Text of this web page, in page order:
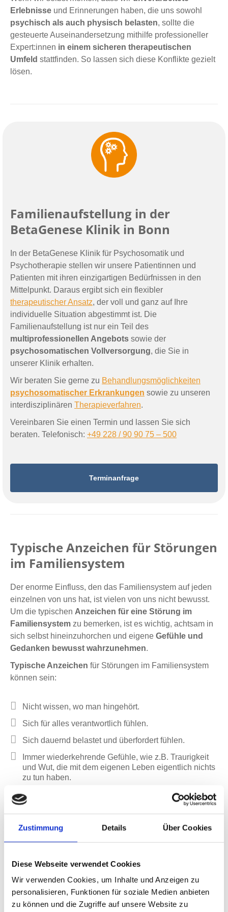
Zustimmung Details Über Cookies
Diese Webseite verwendet Cookies
Wir verwenden Cookies, um Inhalte und Anzeigen zu
personalisieren, Funktionen für soziale Medien anbieten
zu können und die Zugriffe auf unsere Website zu
Erlebnisse und Erinnerungen haben, die uns sowohl
psychisch als auch physisch belasten, sollte die
gesteuerte Auseinandersetzung mithilfe professioneller
Expert:innen in einem sicheren therapeutischen
Umfeld stattfinden. So lassen sich diese Konflikte gezielt
lösen.
Familienaufstellung in der
BetaGenese Klinik in Bonn
In der BetaGenese Klinik für Psychosomatik und
Psychotherapie stellen wir unsere Patientinnen und
Patienten mit ihren einzigartigen Bedürfnissen in den
Mittelpunkt. Daraus ergibt sich ein flexibler
therapeutischer Ansatz, der voll und ganz auf Ihre
individuelle Situation abgestimmt ist. Die
Familienaufstellung ist nur ein Teil des
multiprofessionellen Angebots sowie der
psychosomatischen Vollversorgung, die Sie in
unserer Klinik erhalten.
Wir beraten Sie gerne zu Behandlungsmöglichkeiten
psychosomatischer Erkrankungen sowie zu unseren
interdisziplinären Therapieverfahren.
Vereinbaren Sie einen Termin und lassen Sie sich
beraten. Telefonisch: +49 228 / 90 90 75 – 500
Terminanfrage
Typische Anzeichen für Störungen
im Familiensystem
Der enorme Einfluss, den das Familiensystem auf jeden
einzelnen von uns hat, ist vielen von uns nicht bewusst.
Um die typischen Anzeichen für eine Störung im
Familiensystem zu bemerken, ist es wichtig, achtsam in
sich selbst hineinzuhorchen und eigene Gefühle und
Gedanken bewusst wahrzunehmen.
Typische Anzeichen für Störungen im Familiensystem
können sein:
Nicht wissen, wo man hingehört.
Sich für alles verantwortlich fühlen.
Sich dauernd belastet und überfordert fühlen.
Immer wiederkehrende Gefühle, wie z.B. Traurigkeit
und Wut, die mit dem eigenen Leben eigentlich nichts
zu tun haben.
Die eigenen Kinder verhalten sich auf unerklärliche
Art unangemessen.
Es ist schwer, am Leben teilzunehmen oder Freude
dabei zu empfinden.
Fehler, die sich in Beziehungen oder im Berufsleben
ständig wiederholen
Oft steckt hinter solchen sichwiederholenden Mustern